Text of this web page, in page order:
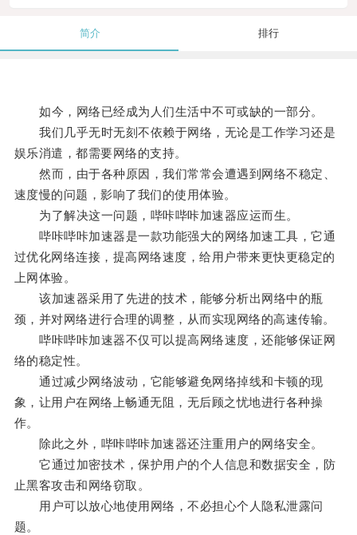
简介 排行
如今，网络已经成为人们生活中不可或缺的一部分。
我们几乎无时无刻不依赖于网络，无论是工作学习还是
娱乐消遣，都需要网络的支持。
然而，由于各种原因，我们常常会遭遇到网络不稳定、
速度慢的问题，影响了我们的使用体验。
为了解决这一问题，哔咔哔咔加速器应运而生。
哔咔哔咔加速器是一款功能强大的网络加速工具，它通
过优化网络连接，提高网络速度，给用户带来更快更稳定的
上网体验。
该加速器采用了先进的技术，能够分析出网络中的瓶
颈，并对网络进行合理的调整，从而实现网络的高速传输。
哔咔哔咔加速器不仅可以提高网络速度，还能够保证网
络的稳定性。
通过减少网络波动，它能够避免网络掉线和卡顿的现
象，让用户在网络上畅通无阻，无后顾之忧地进行各种操
作。
除此之外，哔咔哔咔加速器还注重用户的网络安全。
它通过加密技术，保护用户的个人信息和数据安全，防
止黑客攻击和网络窃取。
用户可以放心地使用网络，不必担心个人隐私泄露问
题。